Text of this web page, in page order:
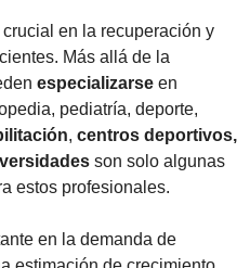
en la recuperación y
Más allá de la
especializarse en
pediatría, deporte,
, centros deportivos,
son solo algunas
estos profesionales.
en la demanda de